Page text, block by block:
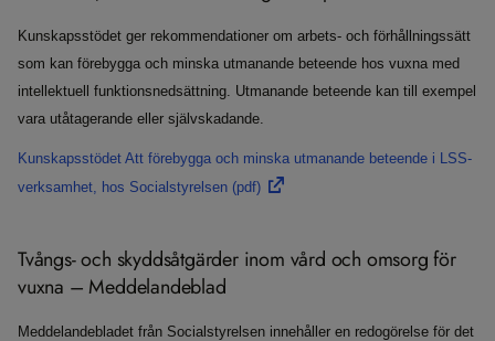
Kunskapsstödet ger rekommendationer om arbets- och förhållningssätt
som kan förebygga och minska utmanande beteende hos vuxna med
intellektuell funktionsnedsättning. Utmanande beteende kan till exempel
vara utåtagerande eller självskadande.
​Kunskapsstödet Att förebygga och minska utmanande beteende i LSS-
verksamhet, hos Socialstyrelsen (pdf)
​Tvångs- och skyddsåtgärder inom vård och omsorg för
vuxna – Meddelandeblad
Meddelandebladet från Socialstyrelsen innehåller en redogörelse för det